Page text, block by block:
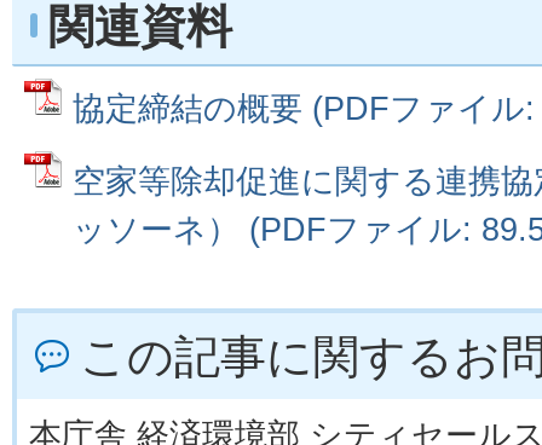
関連資料
協定締結の概要 (PDFファイル
空家等除却促進に関する連携
ッソーネ） (PDFファイル:
この記事に関するお
本庁舎 経済環境部 シティセール